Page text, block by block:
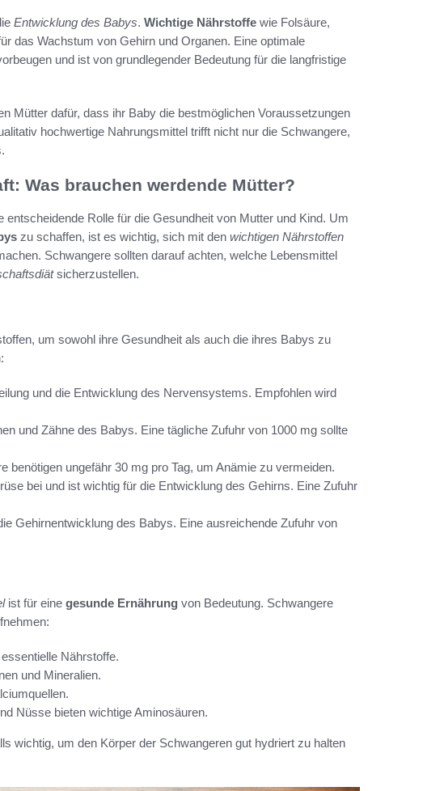
Entwicklung des Babys. Wichtige Nährstoffe wie Folsäure,
das Wachstum von Gehirn und Organen. Eine optimale
und ist von grundlegender Bedeutung für die langfristige
Mütter dafür, dass ihr Baby die bestmöglichen Voraussetzungen
hochwertige Nahrungsmittel trifft nicht nur die Schwangere,
Was brauchen werdende Mütter?
entscheidende Rolle für die Gesundheit von Mutter und Kind. Um
zu schaffen, ist es wichtig, sich mit den wichtigen Nährstoffen
Schwangere sollten darauf achten, welche Lebensmittel
sicherzustellen.
um sowohl ihre Gesundheit als auch die ihres Babys zu
und die Entwicklung des Nervensystems. Empfohlen wird
und Zähne des Babys. Eine tägliche Zufuhr von 1000 mg sollte
benötigen ungefähr 30 mg pro Tag, um Anämie zu vermeiden.
bei und ist wichtig für die Entwicklung des Gehirns. Eine Zufuhr
Gehirnentwicklung des Babys. Eine ausreichende Zufuhr von
ist für eine gesunde Ernährung von Bedeutung. Schwangere
Nährstoffe.
und Mineralien.
Nüsse bieten wichtige Aminosäuren.
wichtig, um den Körper der Schwangeren gut hydriert zu halten